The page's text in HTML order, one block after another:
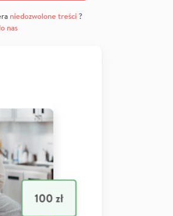
niedozwolone treści?
nas